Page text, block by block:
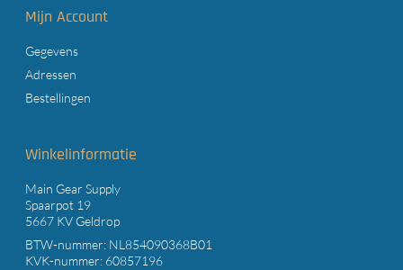
Mijn Account
Gegevens
Adressen
Bestellingen
Winkelinformatie
Main Gear Supply
Spaarpot 19
5667 KV Geldrop
BTW-nummer: NL854090368B01
KVK-nummer: 60857196